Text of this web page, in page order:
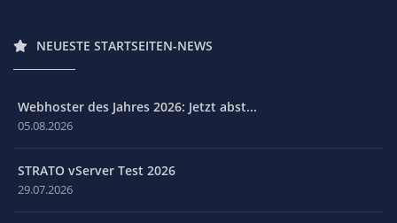
NEUESTE STARTSEITEN-NEWS
Webhoster des Jahres 2026: Jetzt abst...
05.08.2026
STRATO vServer Test 2026
29.07.2026